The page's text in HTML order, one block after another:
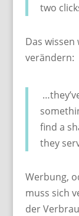
two
Das
verändern:
find a
they
Werbung,
muss sich
der